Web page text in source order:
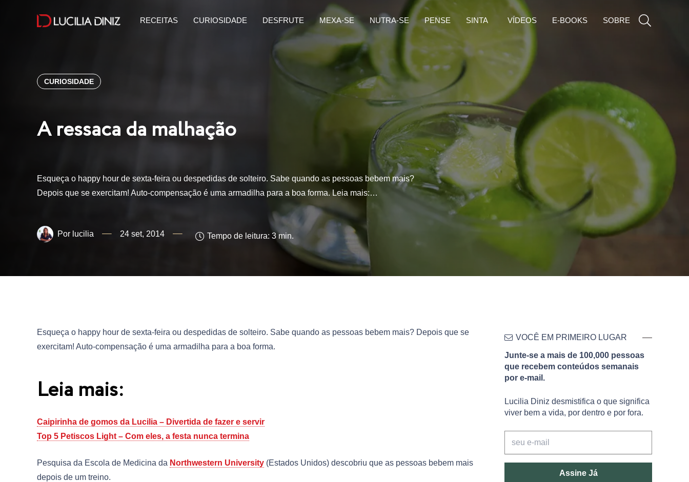
RECEITAS CURIOSIDADE DESFRUTE MEXA-SE NUTRA-SE PENSE SINTA VÍDEOS E-BOOKS SOBRE
CURIOSIDADE
A ressaca da malhação
Esqueça o happy hour de sexta-feira ou despedidas de solteiro. Sabe quando as pessoas bebem mais?
Depois que se exercitam! Auto-compensação é uma armadilha para a boa forma. Leia mais:…
lucilia 24 set, 2014 Tempo de leitura: 3 min.
Esqueça o happy hour de sexta-feira ou despedidas de solteiro. Sabe quando as pessoas bebem mais? Depois que se
exercitam! Auto-compensação é uma armadilha para a boa forma.
Leia mais:
Caipirinha de gomos da Lucilia – Divertida de fazer e servir
Top 5 Petiscos Light – Com eles, a festa nunca termina
Pesquisa da Escola de Medicina da Northwestern University (Estados Unidos) descobriu que as pessoas bebem mais
depois de um treino.
VOCÊ EM PRIMEIRO LUGAR
Junte-se a mais de 100,000 pessoas
que recebem conteúdos semanais
por e-mail.
Lucilia Diniz desmistifica o que significa
viver bem a vida, por dentro e por fora.
Assine Já